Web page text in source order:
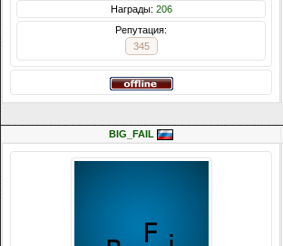
Награды: 206
Репутация:
345
BIG_FAIL